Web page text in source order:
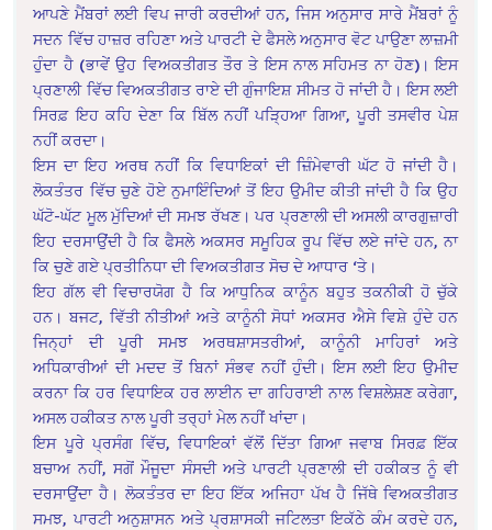
ਆਪਣੇ ਮੈਂਬਰਾਂ ਲਈ ਵਿਪ ਜਾਰੀ ਕਰਦੀਆਂ ਹਨ, ਜਿਸ ਅਨੁਸਾਰ ਸਾਰੇ ਮੈਂਬਰਾਂ ਨੂੰ
ਸਦਨ ਵਿੱਚ ਹਾਜ਼ਰ ਰਹਿਣਾ ਅਤੇ ਪਾਰਟੀ ਦੇ ਫੈਸਲੇ ਅਨੁਸਾਰ ਵੋਟ ਪਾਉਣਾ ਲਾਜ਼ਮੀ
ਹੁੰਦਾ ਹੈ (ਭਾਵੇਂ ਉਹ ਵਿਅਕਤੀਗਤ ਤੌਰ ਤੇ ਇਸ ਨਾਲ ਸਹਿਮਤ ਨਾ ਹੋਣ)। ਇਸ
ਪ੍ਰਣਾਲੀ ਵਿੱਚ ਵਿਅਕਤੀਗਤ ਰਾਏ ਦੀ ਗੁੰਜਾਇਸ਼ ਸੀਮਤ ਹੋ ਜਾਂਦੀ ਹੈ। ਇਸ ਲਈ
ਸਿਰਫ਼ ਇਹ ਕਹਿ ਦੇਣਾ ਕਿ ਬਿੱਲ ਨਹੀਂ ਪੜ੍ਹਿਆ ਗਿਆ, ਪੂਰੀ ਤਸਵੀਰ ਪੇਸ਼
ਨਹੀਂ ਕਰਦਾ।
ਇਸ ਦਾ ਇਹ ਅਰਥ ਨਹੀਂ ਕਿ ਵਿਧਾਇਕਾਂ ਦੀ ਜ਼ਿੰਮੇਵਾਰੀ ਘੱਟ ਹੋ ਜਾਂਦੀ ਹੈ।
ਲੋਕਤੰਤਰ ਵਿੱਚ ਚੁਣੇ ਹੋਏ ਨੁਮਾਇੰਦਿਆਂ ਤੋਂ ਇਹ ਉਮੀਦ ਕੀਤੀ ਜਾਂਦੀ ਹੈ ਕਿ ਉਹ
ਘੱਟੋ-ਘੱਟ ਮੂਲ ਮੁੱਦਿਆਂ ਦੀ ਸਮਝ ਰੱਖਣ। ਪਰ ਪ੍ਰਣਾਲੀ ਦੀ ਅਸਲੀ ਕਾਰਗੁਜ਼ਾਰੀ
ਇਹ ਦਰਸਾਉਂਦੀ ਹੈ ਕਿ ਫੈਸਲੇ ਅਕਸਰ ਸਮੂਹਿਕ ਰੂਪ ਵਿੱਚ ਲਏ ਜਾਂਦੇ ਹਨ, ਨਾ
ਕਿ ਚੁਣੇ ਗਏ ਪ੍ਰਤੀਨਿਧਾ ਦੀ ਵਿਅਕਤੀਗਤ ਸੋਚ ਦੇ ਆਧਾਰ ‘ਤੇ।
ਇਹ ਗੱਲ ਵੀ ਵਿਚਾਰਯੋਗ ਹੈ ਕਿ ਆਧੁਨਿਕ ਕਾਨੂੰਨ ਬਹੁਤ ਤਕਨੀਕੀ ਹੋ ਚੁੱਕੇ
ਹਨ। ਬਜਟ, ਵਿੱਤੀ ਨੀਤੀਆਂ ਅਤੇ ਕਾਨੂੰਨੀ ਸੋਧਾਂ ਅਕਸਰ ਐਸੇ ਵਿਸ਼ੇ ਹੁੰਦੇ ਹਨ
ਜਿਨ੍ਹਾਂ ਦੀ ਪੂਰੀ ਸਮਝ ਅਰਥਸ਼ਾਸਤਰੀਆਂ, ਕਾਨੂੰਨੀ ਮਾਹਿਰਾਂ ਅਤੇ
ਅਧਿਕਾਰੀਆਂ ਦੀ ਮਦਦ ਤੋਂ ਬਿਨਾਂ ਸੰਭਵ ਨਹੀਂ ਹੁੰਦੀ। ਇਸ ਲਈ ਇਹ ਉਮੀਦ
ਕਰਨਾ ਕਿ ਹਰ ਵਿਧਾਇਕ ਹਰ ਲਾਈਨ ਦਾ ਗਹਿਰਾਈ ਨਾਲ ਵਿਸ਼ਲੇਸ਼ਣ ਕਰੇਗਾ,
ਅਸਲ ਹਕੀਕਤ ਨਾਲ ਪੂਰੀ ਤਰ੍ਹਾਂ ਮੇਲ ਨਹੀਂ ਖਾਂਦਾ।
ਇਸ ਪੂਰੇ ਪ੍ਰਸੰਗ ਵਿੱਚ, ਵਿਧਾਇਕਾਂ ਵੱਲੋਂ ਦਿੱਤਾ ਗਿਆ ਜਵਾਬ ਸਿਰਫ਼ ਇੱਕ
ਬਚਾਅ ਨਹੀਂ, ਸਗੋਂ ਮੌਜੂਦਾ ਸੰਸਦੀ ਅਤੇ ਪਾਰਟੀ ਪ੍ਰਣਾਲੀ ਦੀ ਹਕੀਕਤ ਨੂੰ ਵੀ
ਦਰਸਾਉਂਦਾ ਹੈ। ਲੋਕਤੰਤਰ ਦਾ ਇਹ ਇੱਕ ਅਜਿਹਾ ਪੱਖ ਹੈ ਜਿੱਥੇ ਵਿਅਕਤੀਗਤ
ਸਮਝ, ਪਾਰਟੀ ਅਨੁਸ਼ਾਸਨ ਅਤੇ ਪ੍ਰਸ਼ਾਸਕੀ ਜਟਿਲਤਾ ਇਕੱਠੇ ਕੰਮ ਕਰਦੇ ਹਨ,